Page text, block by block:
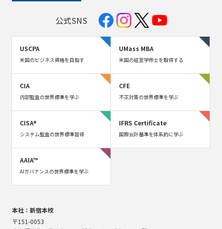
公式SNS
USCPA
米国のビジネス資格を目指す
UMass MBA
米国の経営学修士を取得する
CIA
内部監査の世界標準を学ぶ
CFE
不正対策の世界標準を学ぶ
CISA®
システム監査の世界標準習得
IFRS Certificate
国際会計基準を体系的に学ぶ
AAIA™
AIガバナンスの世界標準を学ぶ
本社：新宿本校
〒151-0053